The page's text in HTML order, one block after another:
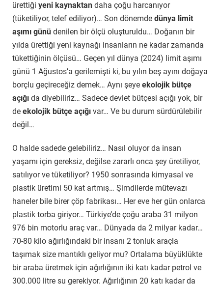
ürettiği yeni kaynaktan daha çoğu harcanıyor
(tüketiliyor, telef ediliyor)… Son dönemde dünya limit
aşımı günü denilen bir ölçü oluşturuldu… Doğanın bir
yılda ürettiği yeni kaynağı insanların ne kadar zamanda
tükettiğinin ölçüsü… Geçen yıl dünya (2024) limit aşımı
günü 1 Ağustos’a gerilemişti ki, bu yılın beş ayını doğaya
borçlu geçireceğiz demek… Aynı şeye ekolojik bütçe
açığı da diyebiliriz… Sadece devlet bütçesi açığı yok, bir
de ekolojik bütçe açığı var… Ve bu durum sürdürülebilir
değil…
O halde sadede gelebiliriz… Nasıl oluyor da insan
yaşamı için gereksiz, değilse zararlı onca şey üretiliyor,
satılıyor ve tüketiliyor? 1950 sonrasında kimyasal ve
plastik üretimi 50 kat artmış… Şimdilerde mütevazı
haneler bile birer çöp fabrikası… Her eve her gün onlarca
plastik torba giriyor… Türkiye’de çoğu araba 31 milyon
976 bin motorlu araç var… Dünyada da 2 milyar kadar…
70-80 kilo ağırlığındaki bir insanı 2 tonluk araçla
taşımak size mantıklı geliyor mu? Ortalama büyüklükte
bir araba üretmek için ağırlığının iki katı kadar petrol ve
300.000 litre su gerekiyor. Ağırlığının 20 katı kadar da